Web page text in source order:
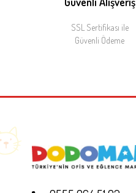
SSL Sertifikası ile
Güvenli Ödeme